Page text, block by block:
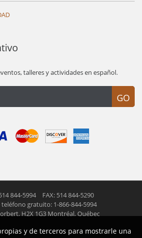
talleres y actividades en español.
GO
844-5994
FAX: 514 844-5290
gratuito: 1-866-844-5994
H2X 1G3 Montréal, Québec
inc. Todos los derechos reservados
y de terceros para mostrarle una